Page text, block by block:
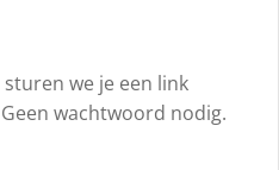
we je een link
wachtwoord nodig.